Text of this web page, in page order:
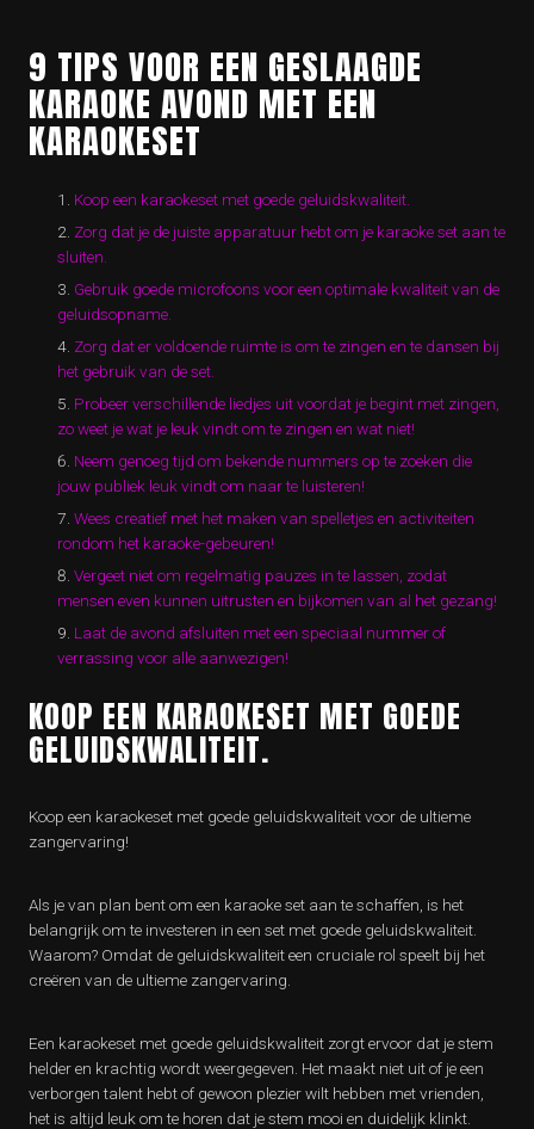
9 TIPS VOOR EEN GESLAAGDE
KARAOKE AVOND MET EEN
KARAOKESET
Koop een karaokeset met goede geluidskwaliteit.
Zorg dat je de juiste apparatuur hebt om je karaoke set aan te
sluiten.
Gebruik goede microfoons voor een optimale kwaliteit van de
geluidsopname.
Zorg dat er voldoende ruimte is om te zingen en te dansen bij
het gebruik van de set.
Probeer verschillende liedjes uit voordat je begint met zingen,
zo weet je wat je leuk vindt om te zingen en wat niet!
Neem genoeg tijd om bekende nummers op te zoeken die
jouw publiek leuk vindt om naar te luisteren!
Wees creatief met het maken van spelletjes en activiteiten
rondom het karaoke-gebeuren!
Vergeet niet om regelmatig pauzes in te lassen, zodat
mensen even kunnen uitrusten en bijkomen van al het gezang!
Laat de avond afsluiten met een speciaal nummer of
verrassing voor alle aanwezigen!
KOOP EEN KARAOKESET MET GOEDE
GELUIDSKWALITEIT.
Koop een karaokeset met goede geluidskwaliteit voor de ultieme
zangervaring!
Als je van plan bent om een karaoke set aan te schaffen, is het
belangrijk om te investeren in een set met goede geluidskwaliteit.
Waarom? Omdat de geluidskwaliteit een cruciale rol speelt bij het
creëren van de ultieme zangervaring.
Een karaokeset met goede geluidskwaliteit zorgt ervoor dat je stem
helder en krachtig wordt weergegeven. Het maakt niet uit of je een
verborgen talent hebt of gewoon plezier wilt hebben met vrienden,
het is altijd leuk om te horen dat je stem mooi en duidelijk klinkt.